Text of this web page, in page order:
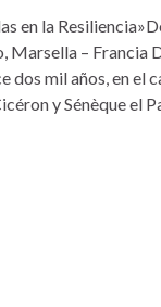
en la
Marsella – Francia
dos mil años, en el
y Sénèque el